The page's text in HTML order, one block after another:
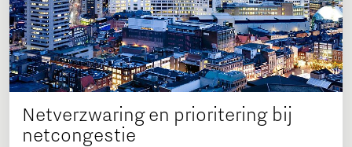
Netverzwaring en prioritering bij
netcongestie